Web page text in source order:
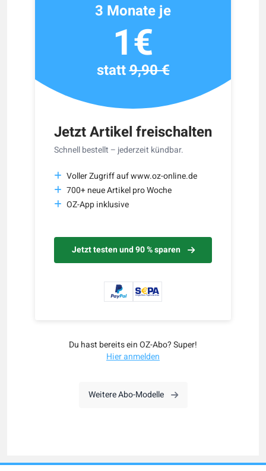
Jetzt Artikel freischalten
Schnell bestellt – jederzeit kündbar.
Voller Zugriff auf www.oz-online.de
700+ neue Artikel pro Woche
OZ-App inklusive
Jetzt testen und 90 % sparen
3 Monate je
1€
statt9,90 €
Du hast bereits ein OZ-Abo? Super!
Hier anmelden
Weitere Abo-Modelle